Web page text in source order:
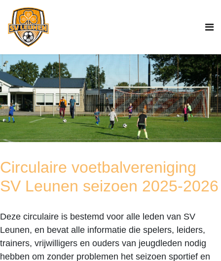
Circulaire voetbalvereniging
SV Leunen seizoen 2025-2026
Deze circulaire is bestemd voor alle leden van SV
Leunen, en bevat alle informatie die spelers, leiders,
trainers, vrijwilligers en ouders van jeugdleden nodig
hebben om zonder problemen het seizoen sportief en